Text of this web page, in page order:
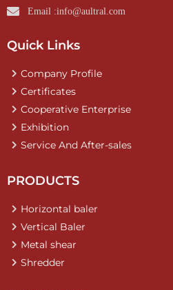
Email :info@aultral.com
Quick Links
Company Profile
Certificates
Cooperative Enterprise
Exhibition
Service And After-sales
PRODUCTS
Horizontal baler
Vertical Baler
Metal shear
Shredder